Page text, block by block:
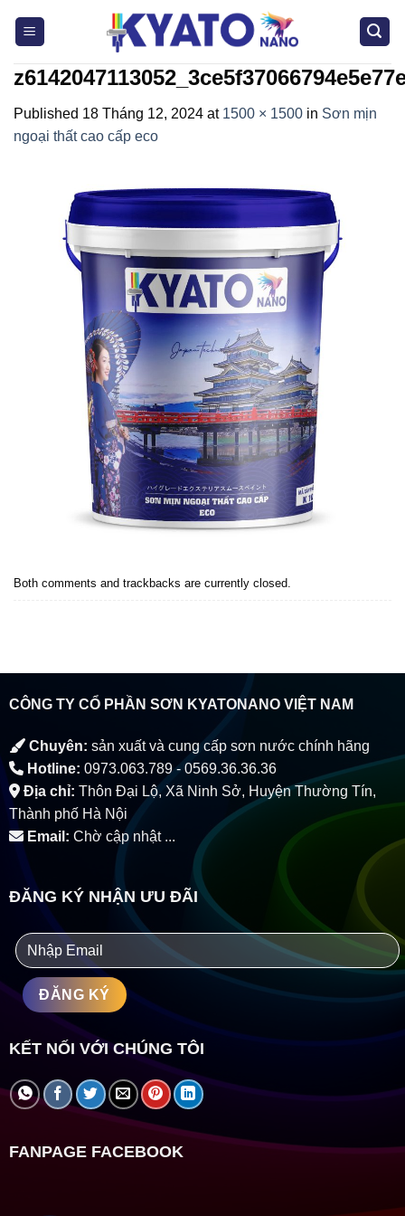
Published 18 Tháng 12, 2024 at 1500 × 1500 in Sơn mịn
ngoại thất cao cấp eco
Both comments and trackbacks are currently closed.
CÔNG TY CỔ PHẦN SƠN KYATONANO VIỆT NAM
Chuyên: sản xuất và cung cấp sơn nước chính hãng
Hotline: 0973.063.789 - 0569.36.36.36
Địa chỉ: Thôn Đại Lộ, Xã Ninh Sở, Huyện Thường Tín,
Thành phố Hà Nội
Email: Chờ cập nhật ...
ĐĂNG KÝ NHẬN ƯU ĐÃI
KẾT NỐI VỚI CHÚNG TÔI
FANPAGE FACEBOOK